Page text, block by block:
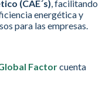
(CAE´s), facilitando
energética y
para las empresas.
Factorcuenta